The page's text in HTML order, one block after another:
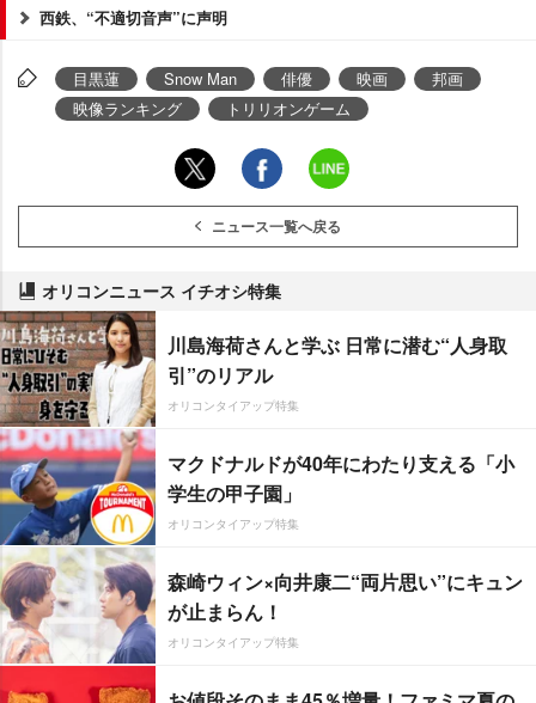
西鉄、“不適切音声”に声明
目黒蓮 Snow Man 俳優 映画
邦画
映像ランキング
トリリオンゲーム
ニュース一覧へ戻る
オリコンニュース イチオシ特集
川島海荷さんと学ぶ 日常に潜む“人身取
引”のリアル
オリコンタイアップ特集
マクドナルドが40年にわたり支える「小
学生の甲子園」
オリコンタイアップ特集
森崎ウィン×向井康二“両片思い”にキュン
が止まらん！
オリコンタイアップ特集